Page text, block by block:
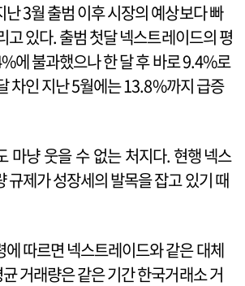
3월 출범 이후 시장의 예상보다 빠
고 있다. 출범 첫달 넥스트레이드의 평
에 불과했으나 한 달 후 바로 9.4%로
차인 지난 5월에는 13.8%까지 급증
마냥 웃을 수 없는 처지다. 현행 넥스
규제가 성장세의 발목을 잡고 있기 때
따르면 넥스트레이드와 같은 대체
거래량은 같은 기간 한국거래소 거